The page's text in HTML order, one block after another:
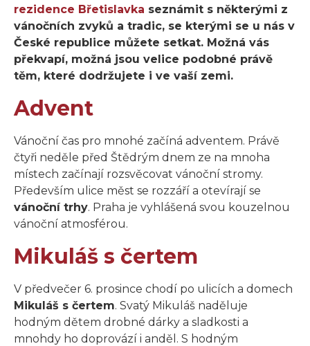
rezidence Břetislavka seznámit s některými z
vánočních zvyků a tradic, se kterými se u nás v
České republice můžete setkat. Možná vás
překvapí, možná jsou velice podobné právě
těm, které dodržujete i ve vaší zemi.
Advent
Vánoční čas pro mnohé začíná adventem. Právě
čtyři neděle před Štědrým dnem ze na mnoha
místech začínají rozsvěcovat vánoční stromy.
Především ulice měst se rozzáří a otevírají se
vánoční trhy. Praha je vyhlášená svou kouzelnou
vánoční atmosférou.
Mikuláš s čertem
V předvečer 6. prosince chodí po ulicích a domech
Mikuláš s čertem. Svatý Mikuláš naděluje
hodným dětem drobné dárky a sladkosti a
mnohdy ho doprovází i anděl. S hodným